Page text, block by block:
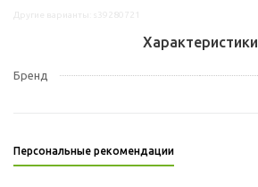
Характеристики
Бренд
Персональные рекомендации